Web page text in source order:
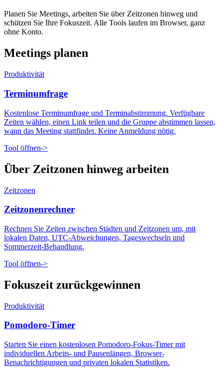
Planen Sie Meetings, arbeiten Sie über Zeitzonen hinweg und
schützen Sie Ihre Fokuszeit. Alle Tools laufen im Browser, ganz
ohne Konto.
Meetings planen
Produktivität
Terminumfrage
Kostenlose Terminumfrage und Terminabstimmung. Verfügbare
Zeiten wählen, einen Link teilen und die Gruppe abstimmen lassen,
wann das Meeting stattfindet. Keine Anmeldung nötig.
Tool öffnen->
Über Zeitzonen hinweg arbeiten
Zeitzonen
Zeitzonenrechner
Rechnen Sie Zeiten zwischen Städten und Zeitzonen um, mit
lokalen Daten, UTC-Abweichungen, Tageswechseln und
Sommerzeit-Behandlung.
Tool öffnen->
Fokuszeit zurückgewinnen
Produktivität
Pomodoro-Timer
Starten Sie einen kostenlosen Pomodoro-Fokus-Timer mit
individuellen Arbeits- und Pausenlängen, Browser-
Benachrichtigungen und privaten lokalen Statistiken.